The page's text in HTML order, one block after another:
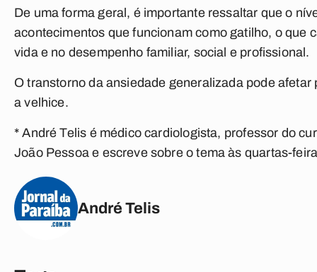
De uma forma geral, é importante ressaltar que o
acontecimentos que funcionam como gatilho, o que
vida e no desempenho familiar, social e profissional.
O transtorno da ansiedade generalizada pode
a velhice.
* André Telis é médico cardiologista, professor do
João Pessoa e escreve sobre o tema às quartas-
André Telis